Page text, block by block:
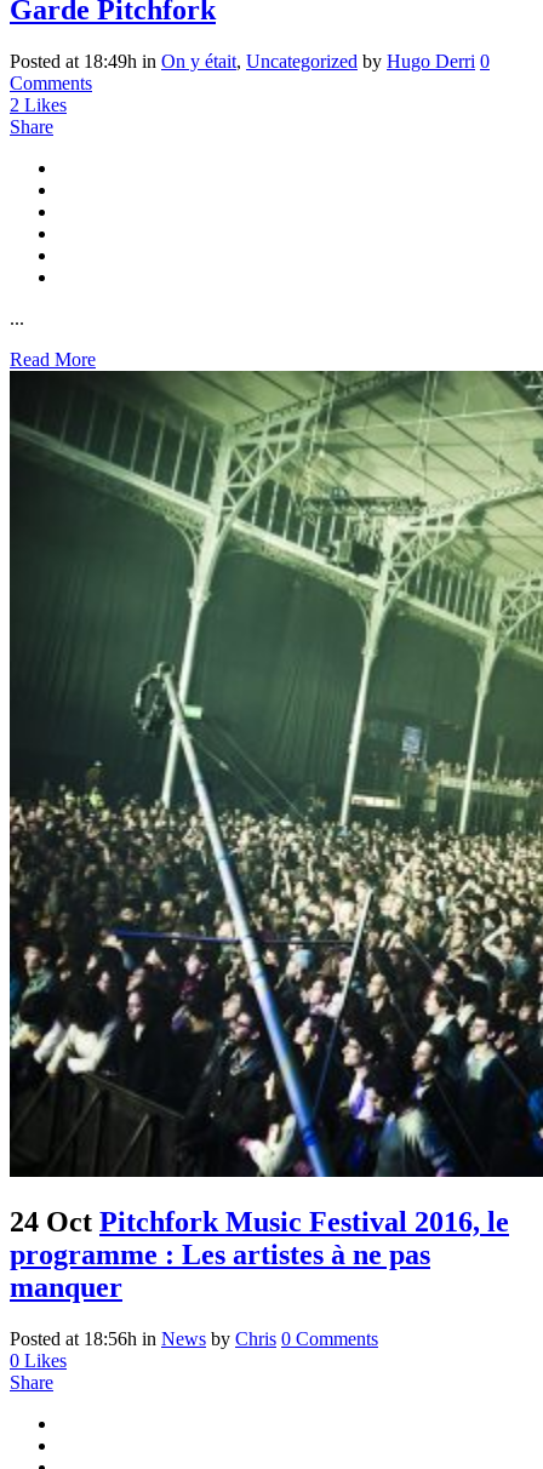
Garde Pitchfork
Posted at 18:49h in On y était, Uncategorized by Hugo Derri 0
Comments
2 Likes
Share
...
Read More
24 Oct Pitchfork Music Festival 2016, le
programme : Les artistes à ne pas
manquer
Posted at 18:56h in News by Chris 0 Comments
0 Likes
Share